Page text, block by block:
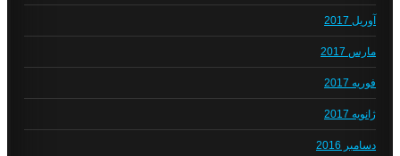
آوریل 2017
مارس 2017
فوریه 2017
ژانویه 2017
دسامبر 2016